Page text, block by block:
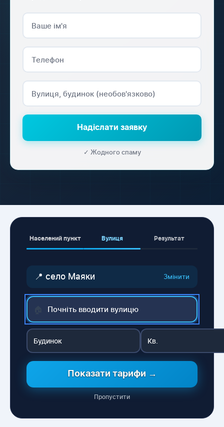
Надіслати заявку
✓ Жодного спаму
Населений пункт Вулиця Результат
📍 село Маяки Змінити
Показати тарифи →
Пропустити